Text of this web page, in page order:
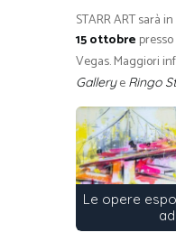
STARR ART sarà
15 ottobre
Vegas. Maggiori
Gallerye Ringo
Le opere